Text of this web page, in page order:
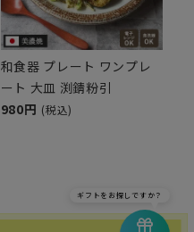
和食器 プレート ワンプレ
ート 大皿 渕錆粉引
980円 (税込)
ギフトをお探しですか？